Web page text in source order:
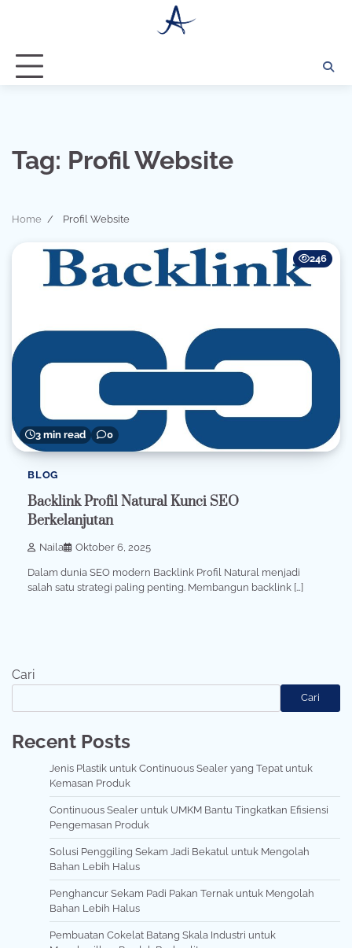
Tag: Profil Website
Home Profil Website
3 min read 0
246
BLOG
Backlink Profil Natural Kunci SEO
Berkelanjutan
Naila Oktober 6, 2025
Dalam dunia SEO modern Backlink Profil Natural menjadi
salah satu strategi paling penting. Membangun backlink […]
Cari
Cari
Recent Posts
Jenis Plastik untuk Continuous Sealer yang Tepat untuk
Kemasan Produk
Continuous Sealer untuk UMKM Bantu Tingkatkan Efisiensi
Pengemasan Produk
Solusi Penggiling Sekam Jadi Bekatul untuk Mengolah
Bahan Lebih Halus
Penghancur Sekam Padi Pakan Ternak untuk Mengolah
Bahan Lebih Halus
Pembuatan Cokelat Batang Skala Industri untuk